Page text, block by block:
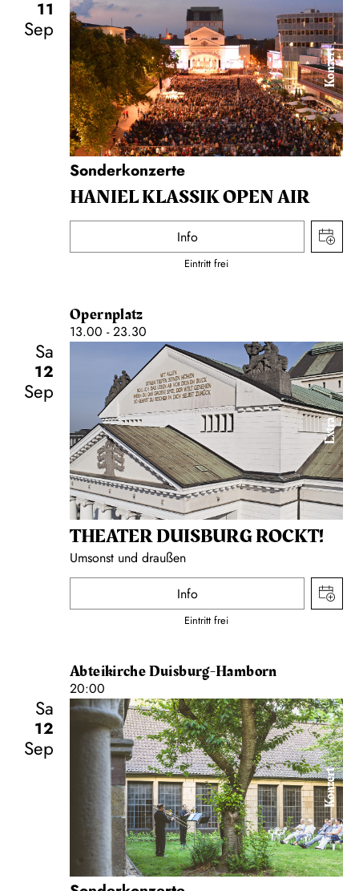
11
Sep
Konzert
Sonderkonzerte
HANIEL KLASSIK OPEN AIR
Info
Eintritt frei
Opernplatz
13.00 - 23.30
Sa
12
Sep
Extra
THEATER DUISBURG ROCKT!
Umsonst und draußen
Info
Eintritt frei
Abteikirche Duisburg-Hamborn
20:00
Sa
12
Sep
Konzert